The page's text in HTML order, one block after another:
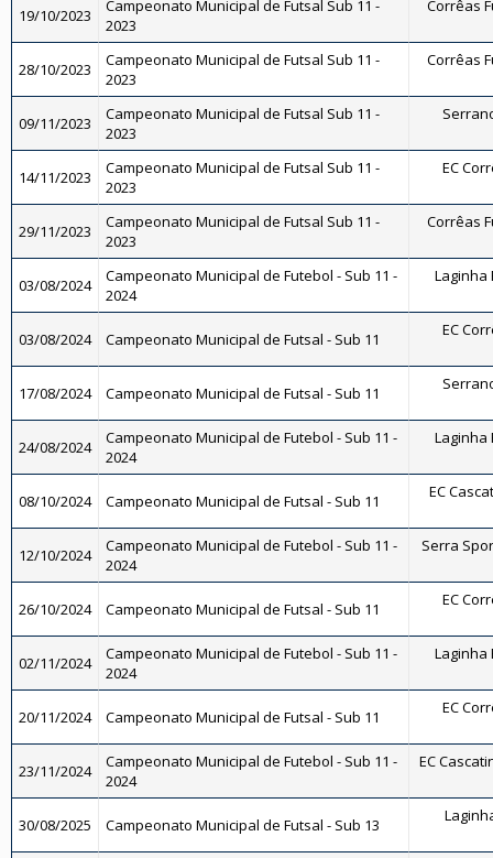
19/10/2023
Campeonato Municipal de Futsal Sub 11 -
2023
Corrêas
28/10/2023
Campeonato Municipal de Futsal Sub 11 -
2023
Corrêas
09/11/2023
Campeonato Municipal de Futsal Sub 11 -
2023
14/11/2023
Campeonato Municipal de Futsal Sub 11 -
2023
EC
29/11/2023
Campeonato Municipal de Futsal Sub 11 -
2023
Corrêas
03/08/2024
Campeonato Municipal de Futebol - Sub 11 -
2024
Laginha
03/08/2024 Campeonato Municipal de Futsal - Sub 11 EC
17/08/2024 Campeonato Municipal de Futsal - Sub 11
24/08/2024
Campeonato Municipal de Futebol - Sub 11 -
2024
Laginha
08/10/2024 Campeonato Municipal de Futsal - Sub 11 EC
12/10/2024
Campeonato Municipal de Futebol - Sub 11 -
2024
Serra
26/10/2024 Campeonato Municipal de Futsal - Sub 11 EC
02/11/2024
Campeonato Municipal de Futebol - Sub 11 -
2024
Laginha
20/11/2024 Campeonato Municipal de Futsal - Sub 11 EC
23/11/2024
Campeonato Municipal de Futebol - Sub 11 -
2024
EC
30/08/2025 Campeonato Municipal de Futsal - Sub 13